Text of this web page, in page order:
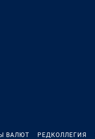
ВАЛЮТ РЕДКОЛЛЕГИЯ